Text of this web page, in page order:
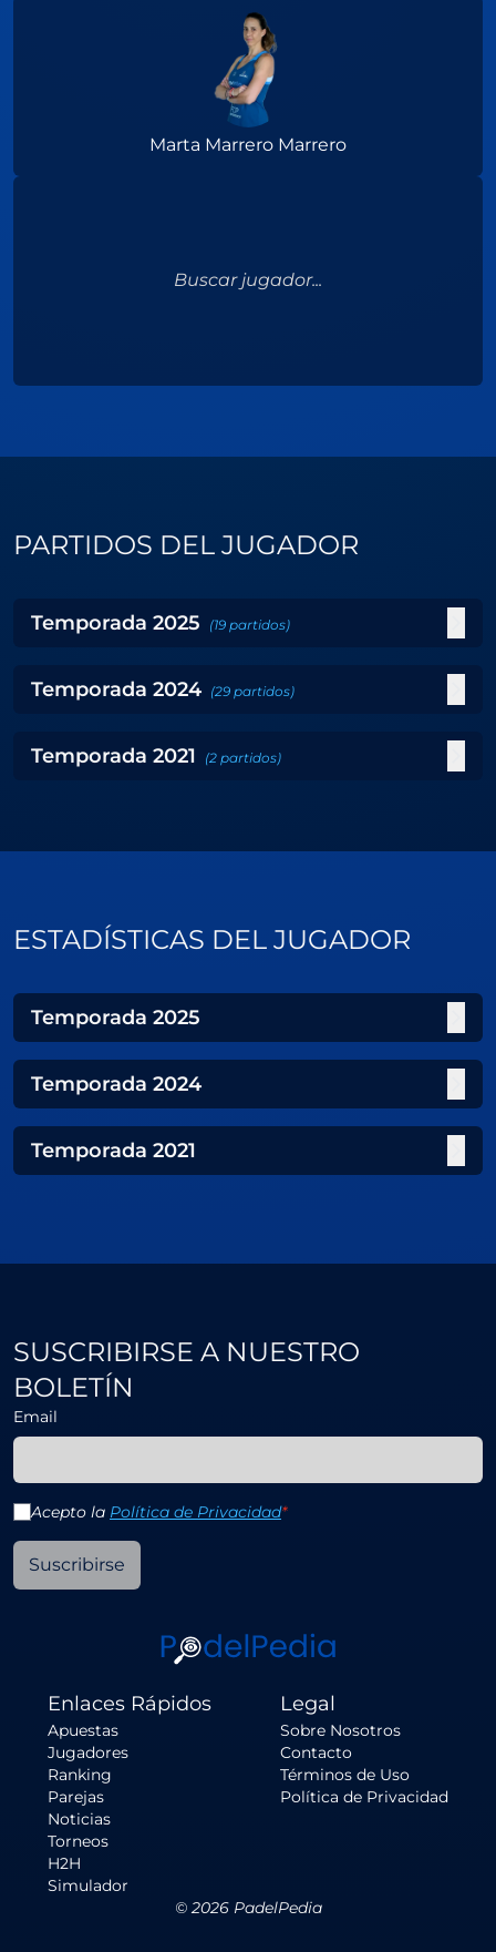
Marta Marrero Marrero
Buscar jugador...
PARTIDOS DEL JUGADOR
Temporada 2025 (19 partidos)
Temporada 2024 (29 partidos)
Temporada 2021 (2 partidos)
ESTADÍSTICAS DEL JUGADOR
Temporada 2025
Temporada 2024
Temporada 2021
SUSCRIBIRSE A NUESTRO
BOLETÍN
Email
Acepto la Política de Privacidad*
Suscribirse
Enlaces Rápidos
Apuestas
Jugadores
Ranking
Parejas
Noticias
Torneos
H2H
Simulador
Legal
Sobre Nosotros
Contacto
Términos de Uso
Política de Privacidad
© 2026PadelPedia